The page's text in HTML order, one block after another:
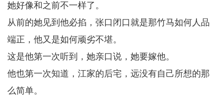
她好像和之前不一样了。
从前的她见到他必掐，张口闭口就是那竹马如何人品
端正，他又是如何顽劣不堪。
这是他第一次听到，她亲口说，她要嫁他。
他也第一次知道，江家的后宅，远没有自己所想的那
么简单。